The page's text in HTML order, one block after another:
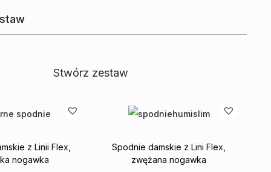
Stwórz zestaw
z Linii Flex,
nogawka
Spodnie damskie z Lini Flex,
zwężana nogawka